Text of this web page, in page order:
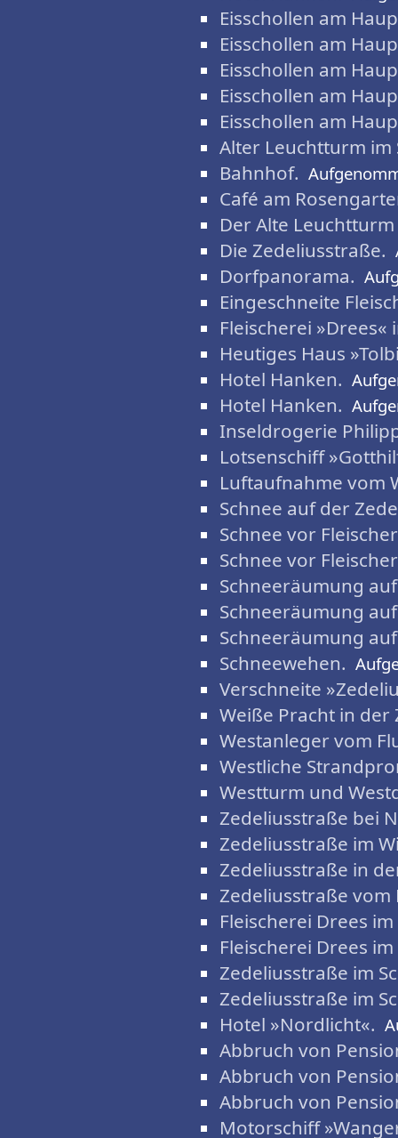
Eisschollen am
Eisschollen am
Eisschollen am
Eisschollen am
Eisschollen am
Alter Leuchtturm im
Bahnhof.
Café am
Der Alte
Die Zedeliusstraße.
Dorfpanorama.
Eingeschneite
Fleischerei »Drees«
Heutiges Haus
Hotel Hanken.
Hotel Hanken.
Inseldrogerie
Lotsenschiff
Luftaufnahme vom
Schnee auf der
Schnee vor
Schnee vor
Schneeräumung
Schneeräumung
Schneeräumung
Schneewehen.
Verschneite
Weiße Pracht in der
Westanleger vom
Westliche
Westturm und
Zedeliusstraße bei
Zedeliusstraße im
Zedeliusstraße in
Zedeliusstraße
Fleischerei Drees
Fleischerei Drees
Zedeliusstraße im
Zedeliusstraße im
Hotel »Nordlicht«.
Abbruch von
Abbruch von
Abbruch von
Motorschiff